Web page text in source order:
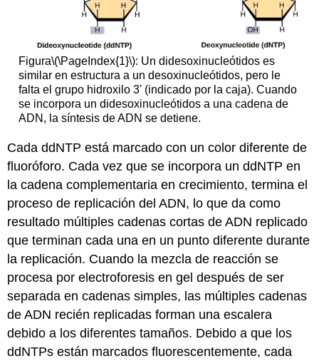
Figura\(\PageIndex{1}\): Un didesoxinucleótidos es
similar en estructura a un desoxinucleótidos, pero le
falta el grupo hidroxilo 3' (indicado por la caja). Cuando
se incorpora un didesoxinucleótidos a una cadena de
ADN, la síntesis de ADN se detiene.
Cada ddNTP está marcado con un color diferente de
fluoróforo. Cada vez que se incorpora un ddNTP en
la cadena complementaria en crecimiento, termina el
proceso de replicación del ADN, lo que da como
resultado múltiples cadenas cortas de ADN replicado
que terminan cada una en un punto diferente durante
la replicación. Cuando la mezcla de reacción se
procesa por electroforesis en gel después de ser
separada en cadenas simples, las múltiples cadenas
de ADN recién replicadas forman una escalera
debido a los diferentes tamaños. Debido a que los
ddNTPs están marcados fluorescentemente, cada